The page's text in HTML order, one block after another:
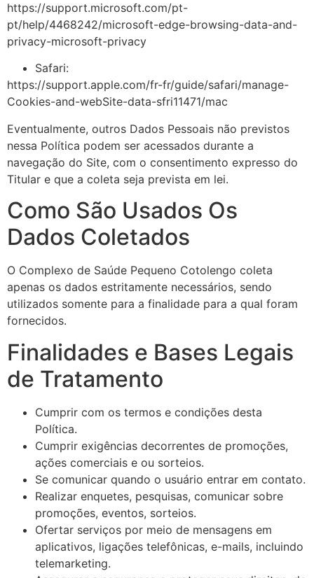
https://support.microsoft.com/pt-
pt/help/4468242/microsoft-edge-browsing-data-and-
privacy-microsoft-privacy
Safari:
https://support.apple.com/fr-fr/guide/safari/manage-
Cookies-and-webSite-data-sfri11471/mac
Eventualmente, outros Dados Pessoais não previstos
nessa Política podem ser acessados durante a
navegação do Site, com o consentimento expresso do
Titular e que a coleta seja prevista em lei.
Como São Usados Os
Dados Coletados
O Complexo de Saúde Pequeno Cotolengo coleta
apenas os dados estritamente necessários, sendo
utilizados somente para a finalidade para a qual foram
fornecidos.
Finalidades e Bases Legais
de Tratamento
Cumprir com os termos e condições desta
Política.
Cumprir exigências decorrentes de promoções,
ações comerciais e ou sorteios.
Se comunicar quando o usuário entrar em contato.
Realizar enquetes, pesquisas, comunicar sobre
promoções, eventos, sorteios.
Ofertar serviços por meio de mensagens em
aplicativos, ligações telefônicas, e-mails, incluindo
telemarketing.